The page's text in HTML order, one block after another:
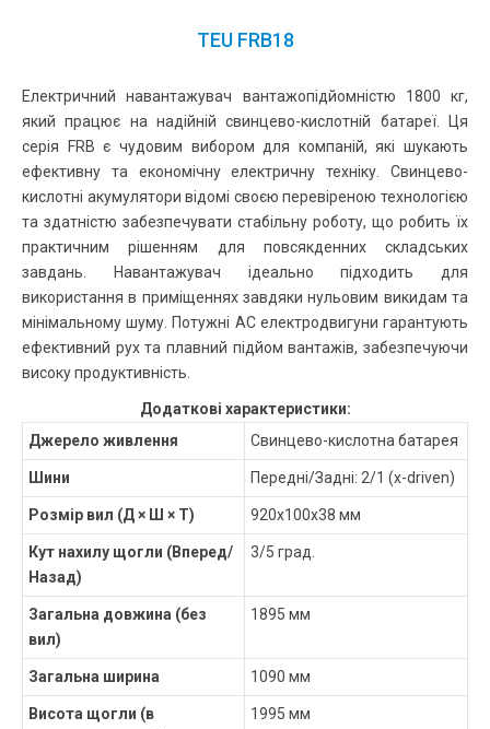
TEU FRB18
Електричний навантажувач вантажопідйомністю 1800 кг,
який працює на надійній свинцево-кислотній батареї. Ця
серія FRB є чудовим вибором для компаній, які шукають
ефективну та економічну електричну техніку. Свинцево-
кислотні акумулятори відомі своєю перевіреною технологією
та здатністю забезпечувати стабільну роботу, що робить їх
практичним рішенням для повсякденних складських
завдань. Навантажувач ідеально підходить для
використання в приміщеннях завдяки нульовим викидам та
мінімальному шуму. Потужні AC електродвигуни гарантують
ефективний рух та плавний підйом вантажів, забезпечуючи
високу продуктивність.
Додаткові характеристики:
Джерело живлення
Свинцево-кислотна батарея
Шини Передні/Задні: 2/1 (x-driven)
Розмір вил (Д × Ш × Т) 920x100x38 мм
Кут нахилу щогли (Вперед/
Назад)
3/5 град.
Загальна довжина (без
вил)
1895 мм
Загальна ширина 1090 мм
Висота щогли (в
1995 мм